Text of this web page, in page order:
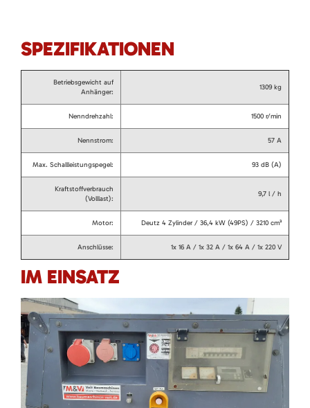
SPEZIFIKATIONEN
Betriebsgewicht auf
Anhänger:
1309 kg
Nenndrehzahl: 1500 r/min
Nennstrom: 57 A
Max. Schallleistungspegel: 93 dB (A)
Kraftstoffverbrauch
(Volllast):
9,7 l / h
Motor: Deutz 4 Zylinder / 36,4 kW (49PS) / 3210 cm³
Anschlüsse: 1x 16 A / 1x 32 A / 1x 64 A / 1x 220 V
IM EINSATZ